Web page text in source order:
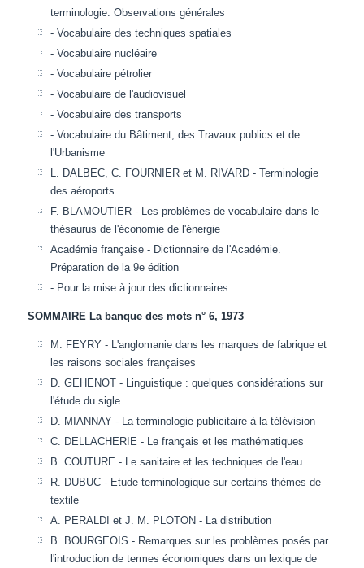
terminologie. Observations générales
- Vocabulaire des techniques spatiales
- Vocabulaire nucléaire
- Vocabulaire pétrolier
- Vocabulaire de l'audiovisuel
- Vocabulaire des transports
- Vocabulaire du Bâtiment, des Travaux publics et de
l'Urbanisme
L. DALBEC, C. FOURNIER et M. RIVARD - Terminologie
des aéroports
F. BLAMOUTIER - Les problèmes de vocabulaire dans le
thésaurus de l'économie de l'énergie
Académie française - Dictionnaire de l'Académie.
Préparation de la 9e édition
- Pour la mise à jour des dictionnaires
SOMMAIRE La banque des mots n° 6, 1973
M. FEYRY - L'anglomanie dans les marques de fabrique et
les raisons sociales françaises
D. GEHENOT - Linguistique : quelques considérations sur
l'étude du sigle
D. MIANNAY - La terminologie publicitaire à la télévision
C. DELLACHERIE - Le français et les mathématiques
B. COUTURE - Le sanitaire et les techniques de l'eau
R. DUBUC - Etude terminologique sur certains thèmes de
textile
A. PERALDI et J. M. PLOTON - La distribution
B. BOURGEOIS - Remarques sur les problèmes posés par
l'introduction de termes économiques dans un lexique de